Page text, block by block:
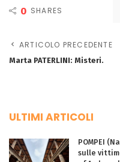
0 SHARES
ARTICOLO PRECEDENTE
Marta PATERLINI: Misteri.
ULTIMI ARTICOLI
POMPEI
sulle